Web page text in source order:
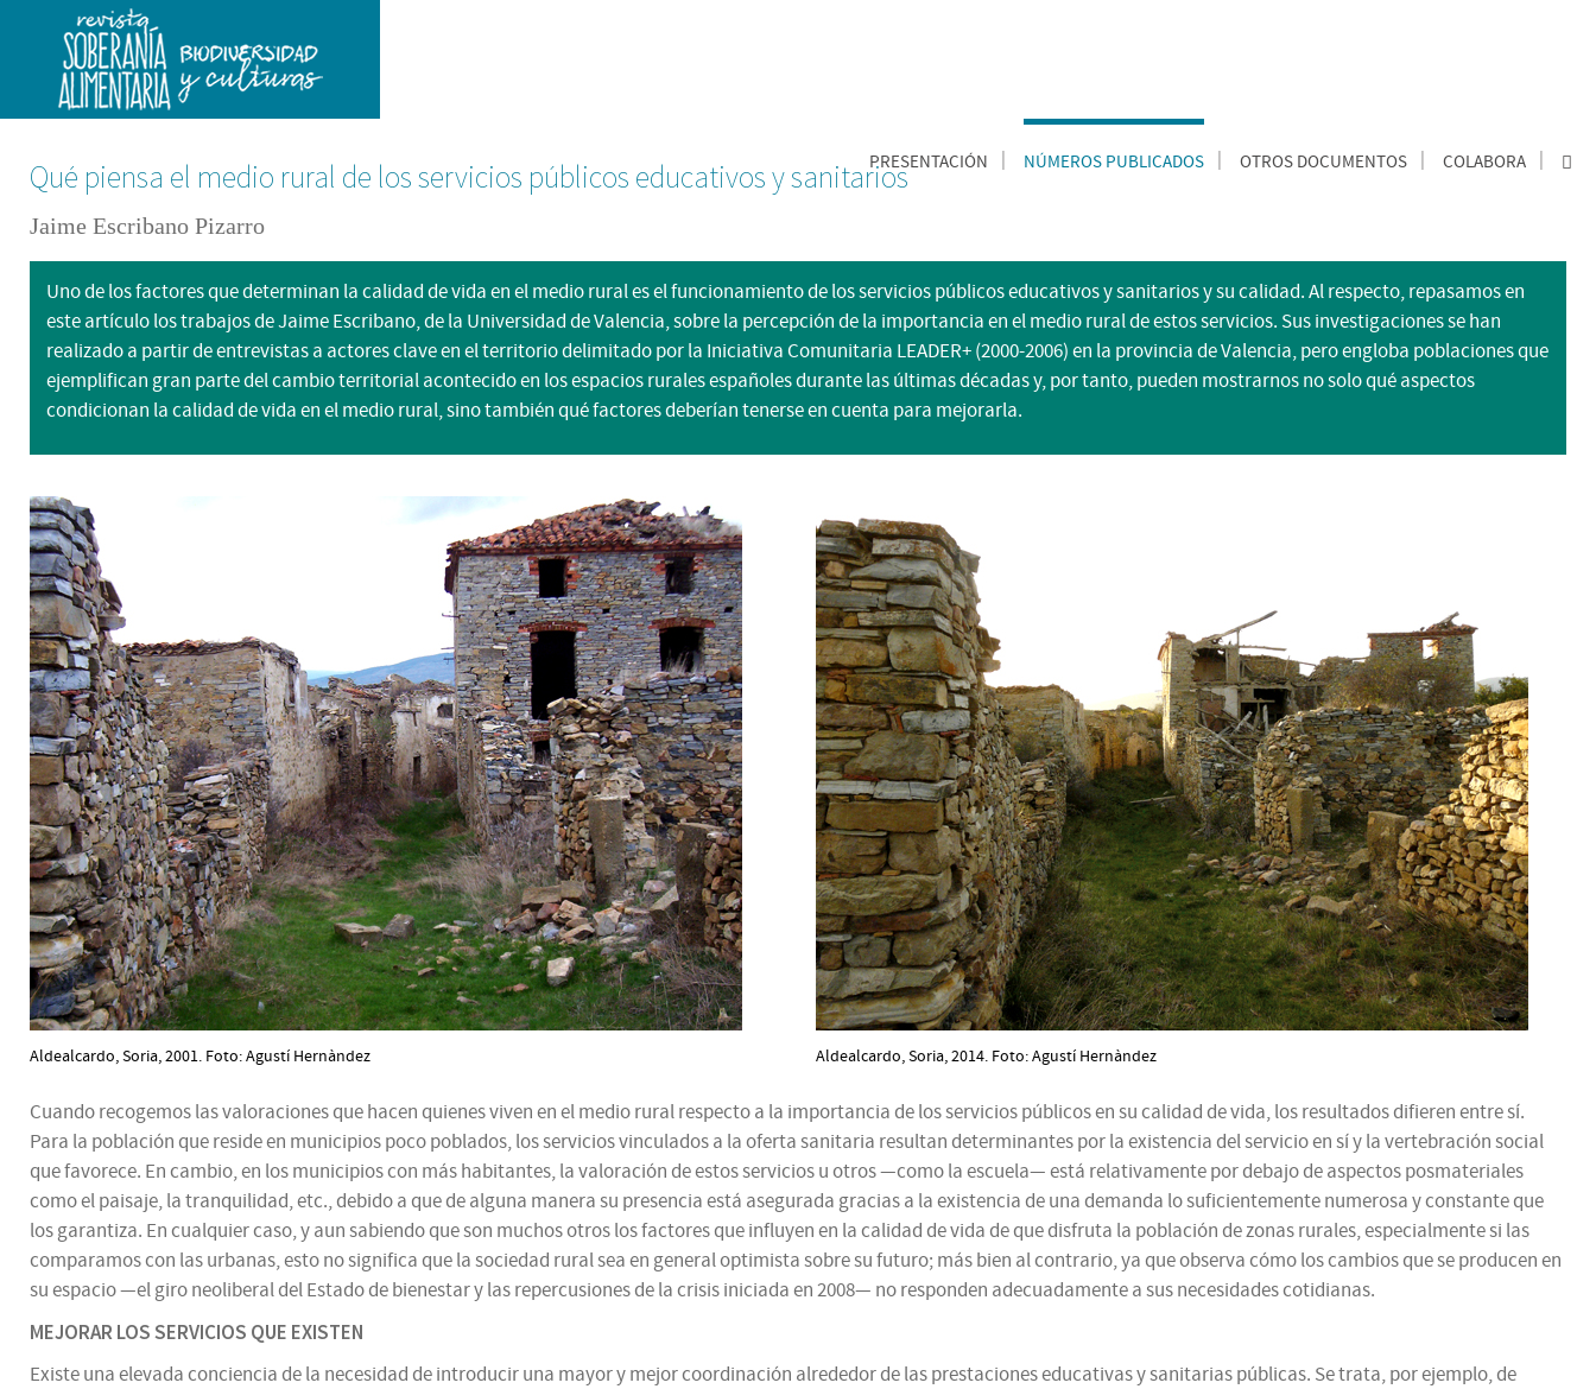
PRESENTACIÓN NÚMEROS PUBLICADOS OTROS DOCUMENTOS COLABORA
Qué piensa el medio rural de los servicios públicos educativos y sanitarios
Jaime Escribano Pizarro
Uno de los factores que determinan la calidad de vida en el medio rural es el funcionamiento de los servicios públicos educativos y sanitarios y su calidad. Al respecto, repasamos en
este artículo los trabajos de Jaime Escribano, de la Universidad de Valencia, sobre la percepción de la importancia en el medio rural de estos servicios. Sus investigaciones se han
realizado a partir de entrevistas a actores clave en el territorio delimitado por la Iniciativa Comunitaria LEADER+ (2000-2006) en la provincia de Valencia, pero engloba poblaciones que
ejemplifican gran parte del cambio territorial acontecido en los espacios rurales españoles durante las últimas décadas y, por tanto, pueden mostrarnos no solo qué aspectos
condicionan la calidad de vida en el medio rural, sino también qué factores deberían tenerse en cuenta para mejorarla.
Aldealcardo, Soria, 2001. Foto: Agustí Hernàndez Aldealcardo, Soria, 2014. Foto: Agustí Hernàndez
Cuando recogemos las valoraciones que hacen quienes viven en el medio rural respecto a la importancia de los servicios públicos en su calidad de vida, los resultados difieren entre sí.
Para la población que reside en municipios poco poblados, los servicios vinculados a la oferta sanitaria resultan determinantes por la existencia del servicio en sí y la vertebración social
que favorece. En cambio, en los municipios con más habitantes, la valoración de estos servicios u otros —como la escuela— está relativamente por debajo de aspectos posmateriales
como el paisaje, la tranquilidad, etc., debido a que de alguna manera su presencia está asegurada gracias a la existencia de una demanda lo suficientemente numerosa y constante que
los garantiza. En cualquier caso, y aun sabiendo que son muchos otros los factores que influyen en la calidad de vida de que disfruta la población de zonas rurales, especialmente si las
comparamos con las urbanas, esto no significa que la sociedad rural sea en general optimista sobre su futuro; más bien al contrario, ya que observa cómo los cambios que se producen en
su espacio —el giro neoliberal del Estado de bienestar y las repercusiones de la crisis iniciada en 2008— no responden adecuadamente a sus necesidades cotidianas.
MEJORAR LOS SERVICIOS QUE EXISTEN
Existe una elevada conciencia de la necesidad de introducir una mayor y mejor coordinación alrededor de las prestaciones educativas y sanitarias públicas. Se trata, por ejemplo, de